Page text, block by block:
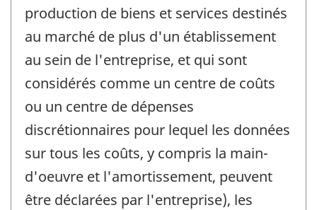
production de biens et services destinés
au marché de plus d'un établissement
au sein de l'entreprise, et qui sont
considérés comme un centre de coûts
ou un centre de dépenses
discrétionnaires pour lequel les données
sur tous les coûts, y compris la main-
d'oeuvre et l'amortissement, peuvent
être déclarées par l'entreprise), les